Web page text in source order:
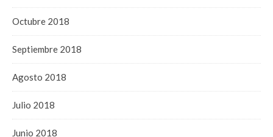
Octubre 2018
Septiembre 2018
Agosto 2018
Julio 2018
Junio 2018